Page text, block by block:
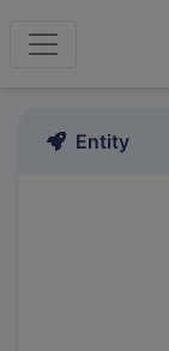
Entity